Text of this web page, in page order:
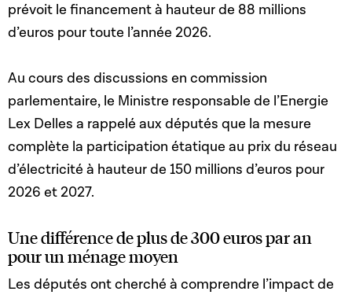
prévoit le financement à hauteur de 88 millions
d’euros pour toute l’année 2026.
Au cours des discussions en commission
parlementaire, le Ministre responsable de l’Energie
Lex Delles a rappelé aux députés que la mesure
complète la participation étatique au prix du réseau
d’électricité à hauteur de 150 millions d’euros pour
2026 et 2027.
Une différence de plus de 300 euros par an
pour un ménage moyen
Les députés ont cherché à comprendre l’impact de